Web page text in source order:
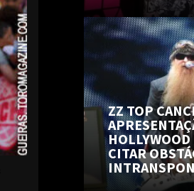
ZZ TOP
CITAR